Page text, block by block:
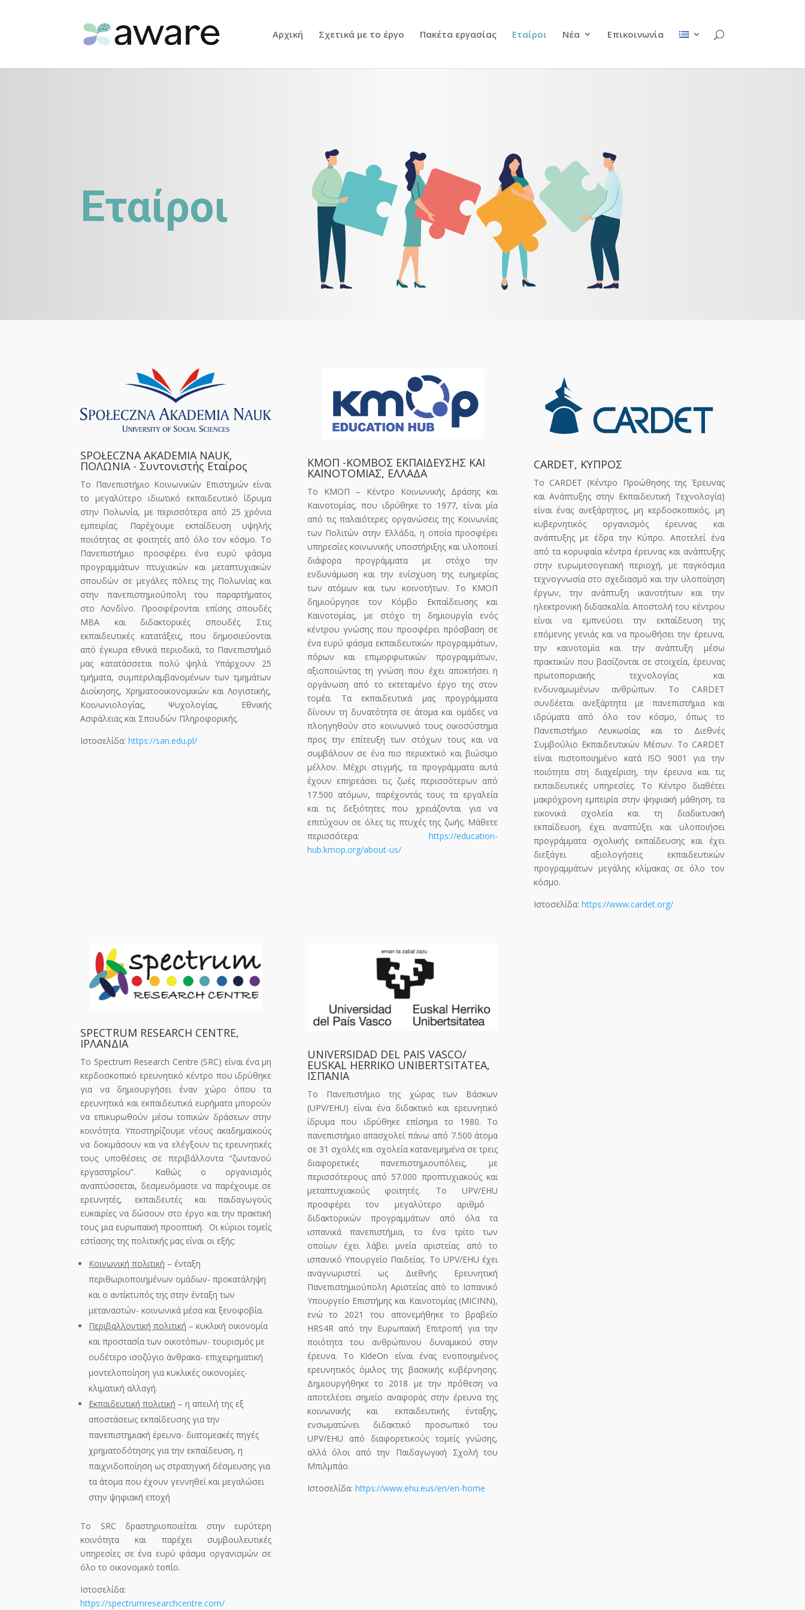
Αρχική Σχετικά με το έργο Πακέτα εργασίας Εταίροι Νέα Επικοινωνία
Εταίροι
SPOŁECZNA AKADEMIA NAUK,
ΠΟΛΩΝΙΑ - Συντονιστής Εταίρος
Το Πανεπιστήμιο Κοινωνικών Επιστημών είναι
το μεγαλύτερο ιδιωτικό εκπαιδευτικό ίδρυμα
στην Πολωνία, με περισσότερα από 25 χρόνια
εμπειρίας. Παρέχουμε εκπαίδευση υψηλής
ποιότητας σε φοιτητές από όλο τον κόσμο. Το
Πανεπιστήμιο προσφέρει ένα ευρύ φάσμα
προγραμμάτων πτυχιακών και μεταπτυχιακών
σπουδών σε μεγάλες πόλεις της Πολωνίας και
στην πανεπιστημιούπολη του παραρτήματος
στο Λονδίνο. Προσφέρονται επίσης σπουδές
MBA και διδακτορικές σπουδές. Στις
εκπαιδευτικές κατατάξεις, που δημοσιεύονται
από έγκυρα εθνικά περιοδικά, το Πανεπιστήμιό
μας κατατάσσεται πολύ ψηλά. Υπάρχουν 25
τμήματα, συμπεριλαμβανομένων των τμημάτων
Διοίκησης, Χρηματοοικονομικών και Λογιστικής,
Κοινωνιολογίας, Ψυχολογίας, Εθνικής
Ασφάλειας και Σπουδών Πληροφορικής.
Ιστοσελίδα:https://san.edu.pl/
ΚΜΟΠ -ΚΟΜΒΟΣ ΕΚΠΑΙΔΕΥΣΗΣ ΚΑΙ
ΚΑΙΝΟΤΟΜΙΑΣ, ΕΛΛΑΔΑ
Το ΚΜΟΠ – Κέντρο Κοινωνικής Δράσης και
Καινοτομίας, που ιδρύθηκε το 1977, είναι μία
από τις παλαιότερες οργανώσεις της Κοινωνίας
των Πολιτών στην Ελλάδα, η οποία προσφέρει
υπηρεσίες κοινωνικής υποστήριξης και υλοποιεί
διάφορα προγράμματα με στόχο την
ενδυνάμωση και την ενίσχυση της ευημερίας
των ατόμων και των κοινοτήτων. Το ΚΜΟΠ
δημιούργησε τον Κόμβο Εκπαίδευσης και
Καινοτομίας, με στόχο τη δημιουργία ενός
κέντρου γνώσης που προσφέρει πρόσβαση σε
ένα ευρύ φάσμα εκπαιδευτικών προγραμμάτων,
πόρων και επιμορφωτικών προγραμμάτων,
αξιοποιώντας τη γνώση που έχει αποκτήσει η
οργάνωση από το εκτεταμένο έργο της στον
τομέα. Τα εκπαιδευτικά μας προγράμματα
δίνουν τη δυνατότητα σε άτομα και ομάδες να
πλοηγηθούν στο κοινωνικό τους οικοσύστημα
προς την επίτευξη των στόχων τους και να
συμβάλουν σε ένα πιο περιεκτικό και βιώσιμο
μέλλον. Μέχρι στιγμής, τα προγράμματα αυτά
έχουν επηρεάσει τις ζωές περισσότερων από
17.500 ατόμων, παρέχοντάς τους τα εργαλεία
και τις δεξιότητες που χρειάζονται για να
επιτύχουν σε όλες τις πτυχές της ζωής. Μάθετε
περισσότερα:https://education-
hub.kmop.org/about-us/
CARDET, ΚΥΠΡΟΣ
Το CARDET (Κέντρο Προώθησης της Έρευνας
και Ανάπτυξης στην Εκπαιδευτική Τεχνολογία)
είναι ένας ανεξάρτητος, μη κερδοσκοπικός, μη
κυβερνητικός οργανισμός έρευνας και
ανάπτυξης με έδρα την Κύπρο. Αποτελεί ένα
από τα κορυφαία κέντρα έρευνας και ανάπτυξης
στην ευρωμεσογειακή περιοχή, με παγκόσμια
τεχνογνωσία στο σχεδιασμό και την υλοποίηση
έργων, την ανάπτυξη ικανοτήτων και την
ηλεκτρονική διδασκαλία. Αποστολή του κέντρου
είναι να εμπνεύσει την εκπαίδευση της
επόμενης γενιάς και να προωθήσει την έρευνα,
την καινοτομία και την ανάπτυξη μέσω
πρακτικών που βασίζονται σε στοιχεία, έρευνας
πρωτοποριακής τεχνολογίας και
ενδυναμωμένων ανθρώπων. Το CARDET
συνδέεται ανεξάρτητα με πανεπιστήμια και
ιδρύματα από όλο τον κόσμο, όπως το
Πανεπιστήμιο Λευκωσίας και το Διεθνές
Συμβούλιο Εκπαιδευτικών Μέσων. Το CARDET
είναι πιστοποιημένο κατά ISO 9001 για την
ποιότητα στη διαχείριση, την έρευνα και τις
εκπαιδευτικές υπηρεσίες. Το Κέντρο διαθέτει
μακρόχρονη εμπειρία στην ψηφιακή μάθηση, τα
εικονικά σχολεία και τη διαδικτυακή
εκπαίδευση, έχει αναπτύξει και υλοποιήσει
προγράμματα σχολικής εκπαίδευσης και έχει
διεξάγει αξιολογήσεις εκπαιδευτικών
προγραμμάτων μεγάλης κλίμακας σε όλο τον
κόσμο.
Ιστοσελίδα: https://www.cardet.org/
SPECTRUM RESEARCH CENTRE,
ΙΡΛΑΝΔΙΑ
Το Spectrum Research Centre (SRC) είναι ένα μη
κερδοσκοπικό ερευνητικό κέντρο που ιδρύθηκε
για να δημιουργήσει έναν χώρο όπου τα
ερευνητικά και εκπαιδευτικά ευρήματα μπορούν
να επικυρωθούν μέσω τοπικών δράσεων στην
κοινότητα. Υποστηρίζουμε νέους ακαδημαϊκούς
να δοκιμάσουν και να ελέγξουν τις ερευνητικές
τους υποθέσεις σε περιβάλλοντα “ζωντανού
εργαστηρίου”. Καθώς o οργανισμός
αναπτύσσεται, δεσμευόμαστε να παρέχουμε σε
ερευνητές, εκπαιδευτές και παιδαγωγούς
ευκαιρίες να δώσουν στο έργο και την πρακτική
τους μια ευρωπαϊκή προοπτική. Οι κύριοι τομείς
εστίασης της πολιτικής μας είναι οι εξής:
Κοινωνική πολιτική – ένταξη
περιθωριοποιημένων ομάδων- προκατάληψη
και ο αντίκτυπός της στην ένταξη των
μεταναστών- κοινωνικά μέσα και ξενοφοβία.
Περιβαλλοντική πολιτική – κυκλική οικονομία
και προστασία των οικοτόπων- τουρισμός με
ουδέτερο ισοζύγιο άνθρακα- επιχειρηματική
μοντελοποίηση για κυκλικές οικονομίες-
κλιματική αλλαγή.
Εκπαιδευτική πολιτική – η απειλή της εξ
αποστάσεως εκπαίδευσης για την
πανεπιστημιακή έρευνα- διατομεακές πηγές
χρηματοδότησης για την εκπαίδευση, η
παιχνιδοποίηση ως στρατηγική δέσμευσης για
τα άτομα που έχουν γεννηθεί και μεγαλώσει
στην ψηφιακή εποχή
Το SRC δραστηριοποιείται στην ευρύτερη
κοινότητα και παρέχει συμβουλευτικές
υπηρεσίες σε ένα ευρύ φάσμα οργανισμών σε
όλο το οικονομικό τοπίο.
Ιστοσελίδα:
https://spectrumresearchcentre.com/
UNIVERSIDAD DEL PAIS VASCO/
EUSKAL HERRIKO UNIBERTSITATEA,
ΙΣΠΑΝΙΑ
Το Πανεπιστήμιο της χώρας των Βάσκων
(UPV/EHU) είναι ένα διδακτικό και ερευνητικό
ίδρυμα που ιδρύθηκε επίσημα το 1980. Το
πανεπιστήμιο απασχολεί πάνω από 7.500 άτομα
σε 31 σχολές και σχολεία κατανεμημένα σε τρεις
διαφορετικές πανεπιστημιουπόλεις, με
περισσότερους από 57.000 προπτυχιακούς και
μεταπτυχιακούς φοιτητές. ΤοUPV/EHU
προσφέρει τον μεγαλύτερο αριθμό
διδακτορικών προγραμμάτων από όλα τα
ισπανικά πανεπιστήμια, το ένα τρίτο των
οποίων έχει λάβει μνεία αριστείας από το
ισπανικό Υπουργείο Παιδείας. ΤοUPV/EHU έχει
αναγνωριστεί ως Διεθνής Ερευνητική
Πανεπιστημιούπολη Αριστείας από το Ισπανικό
Υπουργείο Επιστήμης και Καινοτομίας (MICINN),
ενώ το 2021 του απονεμήθηκε το βραβείο
HRS4Rαπό την Ευρωπαϊκή Επιτροπή για την
ποιότητα του ανθρώπινου δυναμικού στην
έρευνα. Το KideOn είναι ένας ενοποιημένος
ερευνητικός όμιλος της βασκικής κυβέρνησης.
Δημιουργήθηκε το 2018 με την πρόθεση να
αποτελέσει σημείο αναφοράς στην έρευνα της
κοινωνικής και εκπαιδευτικής ένταξης,
ενσωματώνει διδακτικό προσωπικό του
UPV/EHU από διαφορετικούς τομείς γνώσης,
αλλά όλοι από την Παιδαγωγική Σχολή του
Μπιλμπάο.
Ιστοσελίδα: https://www.ehu.eus/en/en-home